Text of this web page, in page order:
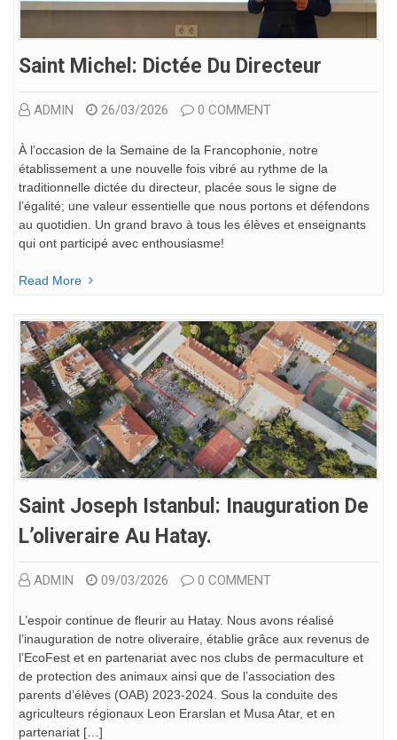
Saint Michel: Dictée Du Directeur
ADMIN 26/03/2026 0 COMMENT
À l’occasion de la Semaine de la Francophonie, notre
établissement a une nouvelle fois vibré au rythme de la
traditionnelle dictée du directeur, placée sous le signe de
l’égalité; une valeur essentielle que nous portons et défendons
au quotidien. Un grand bravo à tous les élèves et enseignants
qui ont participé avec enthousiasme!
Read More
Saint Joseph Istanbul: Inauguration De
L’oliveraire Au Hatay.
ADMIN 09/03/2026 0 COMMENT
L’espoir continue de fleurir au Hatay. Nous avons réalisé
l’inauguration de notre oliveraire, établie grâce aux revenus de
l’EcoFest et en partenariat avec nos clubs de permaculture et
de protection des animaux ainsi que de l’association des
parents d’élèves (OAB) 2023-2024. Sous la conduite des
agriculteurs régionaux Leon Erarslan et Musa Atar, et en
partenariat […]